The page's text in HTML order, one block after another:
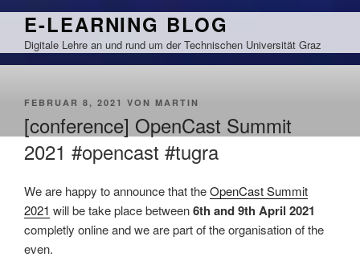
Zum
springen
E-LEARNING BLOG
Digitale Lehre an und rund um der Technischen Universität Graz
VERÖFFENTLICHT
FEBRUAR 8, 2021 VON MARTIN
[conference] OpenCast Summit
2021 #opencast #tugra
We are happy to announce that theOpenCast Summit
2021 will be take place between6th and 9th April 2021
completly online and we are part of the organisation of the
even.